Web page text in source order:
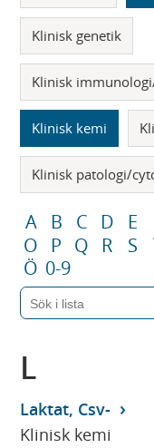
Klinisk genetik
Klinisk
Klinisk kemi
Klinisk patologi/
A B C D E
O
P Q R S
Ö 0-9
L
Laktat, Csv-
Klinisk kemi